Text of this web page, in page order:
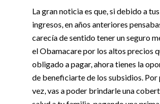
La gran noticia es que, si debido a
ingresos, en años anteriores
carecía de sentido tener un seguro
el Obamacare por los altos precios
obligado a pagar, ahora tienes la
de beneficiarte de los subsidios. Por
vez, vas a poder brindarle una